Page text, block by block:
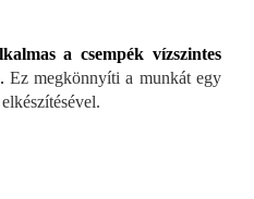
a csempék vízszintes
. Ez megkönnyíti a munkát egy